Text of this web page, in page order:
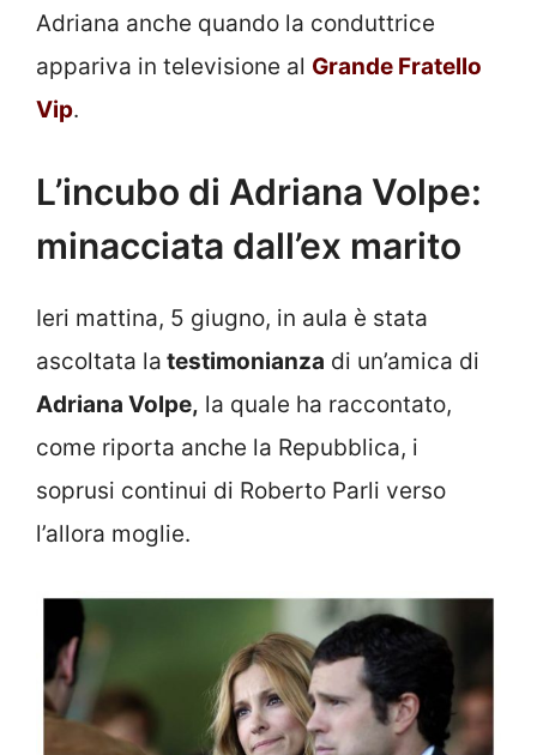
Adriana anche quando la conduttrice
appariva in televisione al Grande Fratello
Vip.
L’incubo di Adriana Volpe:
minacciata dall’ex marito
Ieri mattina, 5 giugno, in aula è stata
ascoltata la testimonianza di un’amica di
Adriana Volpe, la quale ha raccontato,
come riporta anche la Repubblica, i
soprusi continui di Roberto Parli verso
l’allora moglie.